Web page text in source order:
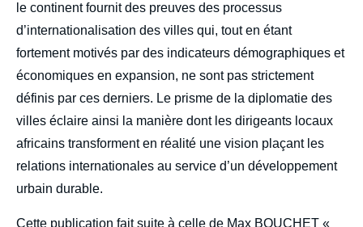
le continent fournit des preuves des processus
d’internationalisation des villes qui, tout en étant
fortement motivés par des indicateurs démographiques et
économiques en expansion, ne sont pas strictement
définis par ces derniers. Le prisme de la diplomatie des
villes éclaire ainsi la manière dont les dirigeants locaux
africains transforment en réalité une vision plaçant les
relations internationales au service d’un développement
urbain durable.
Cette publication fait suite à celle de Max BOUCHET «